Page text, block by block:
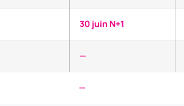
30 juin N+1
—
—